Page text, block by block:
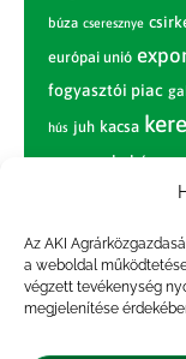
Az AKI
a weboldal
végzett tevékenység
megjelenítése
búza cseresznye
európai unió
fogyasztói piac
hús juh kacsa
körte marhahús
nemzetközi
paradicsom piac
pulyka pulykahús
szarvasmarha